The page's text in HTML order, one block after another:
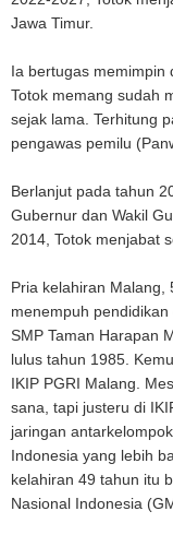
Jawa Timur.
Ia bertugas memimpin
Totok memang sudah
sejak lama. Terhitung
pengawas pemilu
Berlanjut pada tahun
Gubernur dan Wakil
2014, Totok menjabat
Pria kelahiran Malang,
menempuh
SMP Taman Harapan
lulus tahun 1985.
IKIP PGRI Malang.
sana, tapi justeru di
jaringan
Indonesia yang lebih
kelahiran 49 tahun itu
Nasional Indonesia